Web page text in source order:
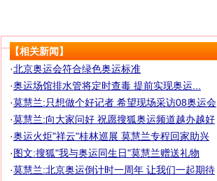
【相关新闻】
·北京奥运会符合绿色奥运标准
·奥运场馆排水管将定时查毒 提前实现奥运...
·莫慧兰:只想做个好记者 希望现场采访08奥运会
·莫慧兰:向大家问好 祝愿搜狐奥运频道越办越好
·奥运火炬"祥云"桂林巡展 莫慧兰专程回家助兴
·图文:搜狐"我与奥运同生日"莫慧兰赠送礼物
·莫慧兰:北京奥运倒计时一周年 让我们一起期待